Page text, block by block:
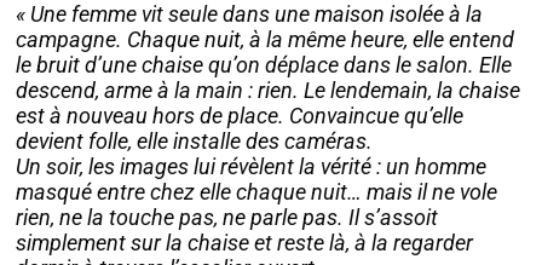
« Une femme vit seule dans une maison isolée à la
campagne. Chaque nuit, à la même heure, elle entend
le bruit d’une chaise qu’on déplace dans le salon. Elle
descend, arme à la main : rien. Le lendemain, la chaise
est à nouveau hors de place. Convaincue qu’elle
devient folle, elle installe des caméras.
Un soir, les images lui révèlent la vérité : un homme
masqué entre chez elle chaque nuit… mais il ne vole
rien, ne la touche pas, ne parle pas. Il s’assoit
simplement sur la chaise et reste là, à la regarder